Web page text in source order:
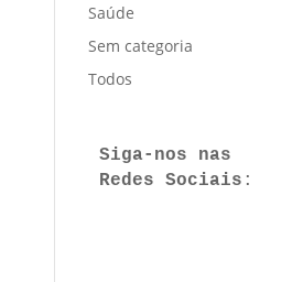
Saúde
Sem categoria
Todos
Siga-nos nas
Redes Sociais :